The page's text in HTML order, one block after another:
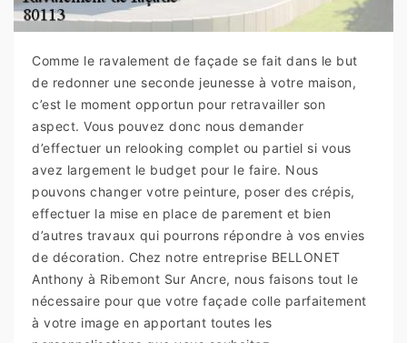
Comme le ravalement de façade se fait dans le but
de redonner une seconde jeunesse à votre maison,
c’est le moment opportun pour retravailler son
aspect. Vous pouvez donc nous demander
d’effectuer un relooking complet ou partiel si vous
avez largement le budget pour le faire. Nous
pouvons changer votre peinture, poser des crépis,
effectuer la mise en place de parement et bien
d’autres travaux qui pourrons répondre à vos envies
de décoration. Chez notre entreprise BELLONET
Anthony à Ribemont Sur Ancre, nous faisons tout le
nécessaire pour que votre façade colle parfaitement
à votre image en apportant toutes les